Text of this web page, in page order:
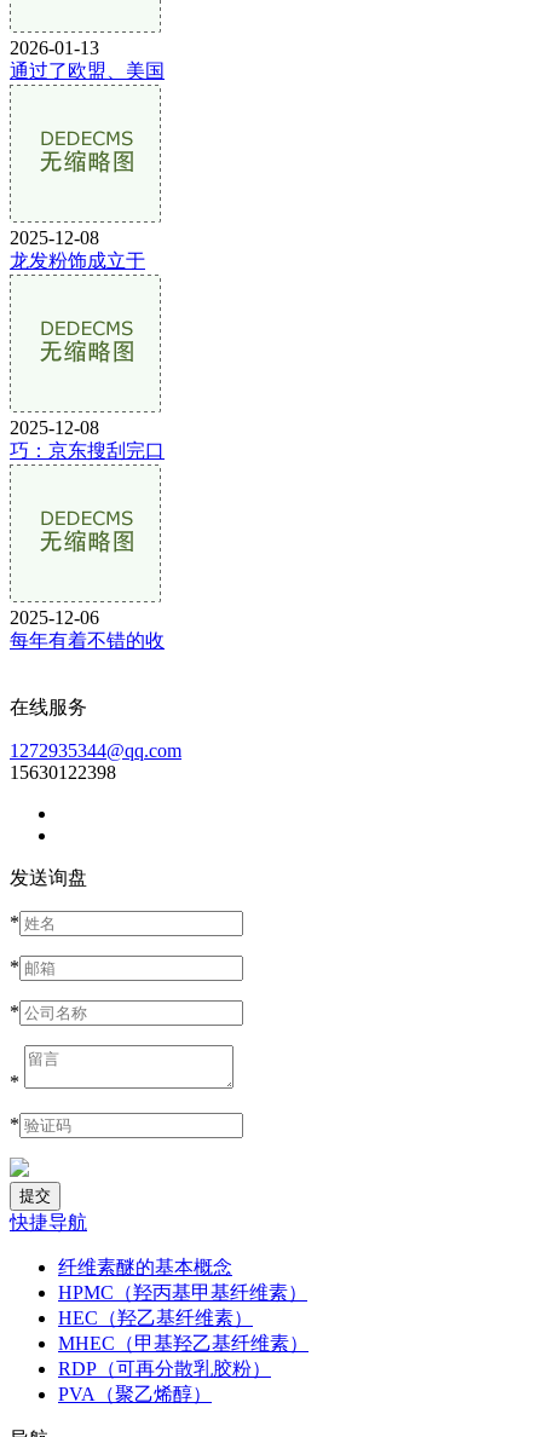
2026-01-13
通过了欧盟、美国
2025-12-08
龙发粉饰成立于
2025-12-08
巧：京东搜刮完口
2025-12-06
每年有着不错的收
在线服务
1272935344@qq.com
15630122398
发送询盘
*
*
*
*
*
快捷导航
纤维素醚的基本概念
HPMC（羟丙基甲基纤维素）
HEC（羟乙基纤维素）
MHEC（甲基羟乙基纤维素）
RDP（可再分散乳胶粉）
PVA（聚乙烯醇）